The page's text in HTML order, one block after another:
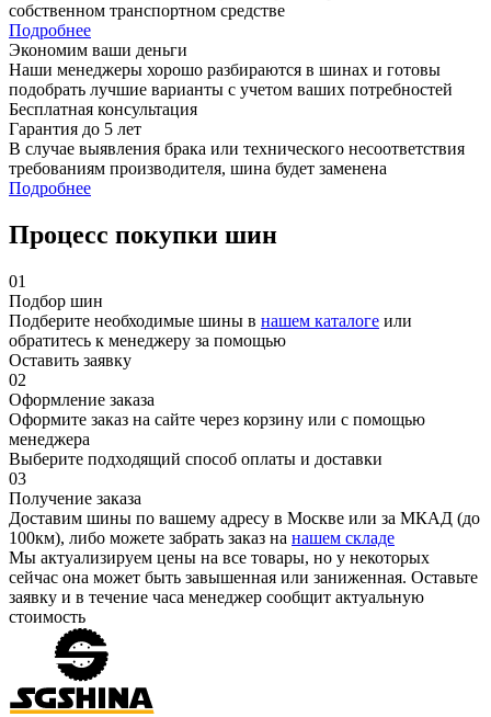
собственном транспортном средстве
Подробнее
Экономим ваши деньги
Наши менеджеры хорошо разбираются в шинах и готовы
подобрать лучшие варианты с учетом ваших потребностей
Бесплатная консультация
Гарантия до 5 лет
В случае выявления брака или технического несоответствия
требованиям производителя, шина будет заменена
Подробнее
Процесс покупки шин
01
Подбор шин
Подберите необходимые шины в нашем каталоге или
обратитесь к менеджеру за помощью
Оставить заявку
02
Оформление заказа
Оформите заказ на сайте через корзину или с помощью
менеджера
Выберите подходящий способ оплаты и доставки
03
Получение заказа
Доставим шины по вашему адресу в Москве или за МКАД (до
100км), либо можете забрать заказ на нашем складе
Мы актуализируем цены на все товары, но у некоторых
сейчас она может быть завышенная или заниженная. Оставьте
заявку и в течение часа менеджер сообщит актуальную
стоимость